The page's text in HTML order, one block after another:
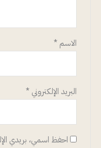
الاسم *
البريد الإلكتروني *
احفظ اسمي، بريدي